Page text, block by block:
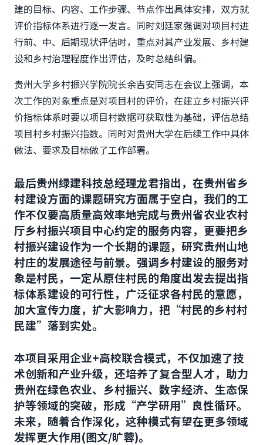
建的目标、内容、工作步骤、节点作出具体安排，双方就
评价指标体系进行逐一发言。同时刘廷家强调对项目村进
行前、中、后期现状评估时，重点对其产业发展、乡村建
设和乡村治理程度作出评估，及时总结纠偏。
贵州大学乡村振兴学院院长余吉安同志在会议上强调，本
次工作的对象重点是对项目村的评价，在建立乡村振兴评
价指标体系时要以项目村数据可获取性为基础，评估总结
项目村乡村振兴指数。同时对贵州大学在后续工作中具体
做法、要求及目标做了工作部署。
最后贵州绿建科技总经理龙君指出，在贵州省乡
村建设方面的课题研究方面属于空白，我们的工
作不仅要高质量高效率地完成与贵州省农业农村
厅乡村振兴项目中心约定的服务内容，更要把乡
村振兴建设作为一个长期的课题，研究贵州山地
村庄的发展途径与前景。强调乡村建设的服务对
象是村民，一定从原住村民的角度出发去提出指
标体系建设的可行性，广泛征求各村民的意愿，
加大宣传力度，扩大影响力，把 “村民的乡村村
民建”落到实处。
本项目采用企业+高校联合模式，不仅加速了技
术创新和产业升级，还培养了复合型人才，助力
贵州在绿色农业、乡村振兴、数字经济、生态保
护等领域的突破，形成“产学研用”良性循环。
未来，随着合作深化，这种模式有望在更多领域
发挥更大作用(图文/旷蓉)。